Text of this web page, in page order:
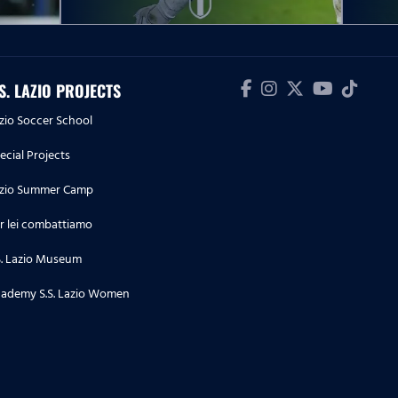
18.04.26
Serie A Enilive | Napoli-Lazio, le
dichiarazioni di Cataldi nel pre
partita
LAZIO PROJECTS
Soccer School
Projects
Summer Camp
lei combattiamo
Lazio Museum
S.S. Lazio Women